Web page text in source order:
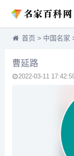
首页 > 中国名家
曹延路
2022-03-11